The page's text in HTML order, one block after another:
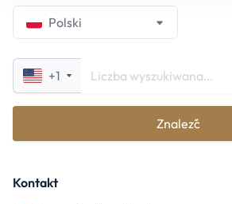
Polski
+1
Znaleźć
Kontakt